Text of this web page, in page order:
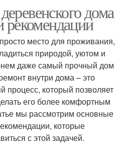
дома
рекомендации
место для проживания,
природой, уютом и
даже самый прочный дом
внутри дома – это
процесс, который позволяет
его более комфортным
мы рассмотрим основные
которые
с этой задачей.